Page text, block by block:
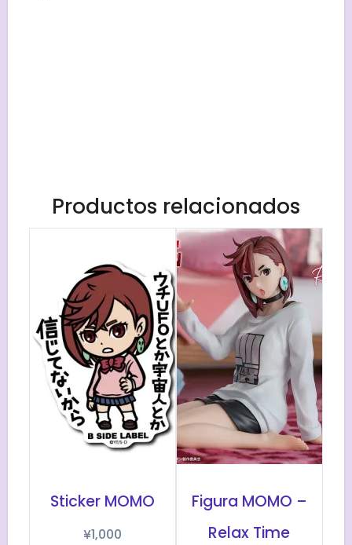
Productos relacionados
Sticker MOMO
¥1,000
Figura MOMO –
Relax Time